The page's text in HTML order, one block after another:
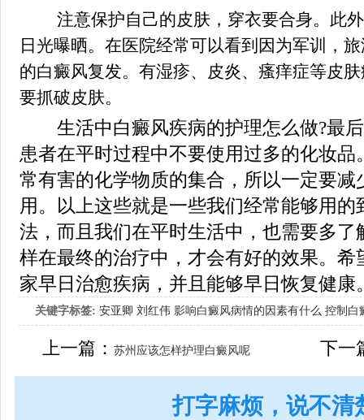
注意保护自己的皮肤，穿衣要合身。此
日光曝晒。在医院经常可以看到因为军训，
的白癜风复发。有湿疹、皮炎、瘙痒症等皮
要抓破皮肤。
生活中白癜风疾病的护理怎么做?最后
患者在平时过程中不要使用过多的化妆
常有害的化学物质的集合，所以一定要减
用。以上这些就是一些我们经常能够用的
法，而且我们在平时生活中，也需要多了
样在最终的治疗中，才会有好的效果。希
家早日治愈疾病，并且能够早日恢复健康
关键字标签: 安亚卿 刘红伟 影响白癜风病情的因素有什么 控制白
女生应该如何治疗呢
上一篇：苏州应该怎样护理白癜风呢 下一
打字麻烦，说不清